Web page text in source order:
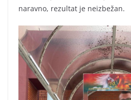
naravno, rezultat je neizbežan.